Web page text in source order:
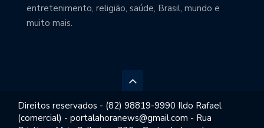
entretenimento, religião, saúde, Brasil, mundo e
muito mais.
Direitos reservados - (82) 98819-9990 Ildo Rafael
(comercial) - portalahoranews@gmail.com - Rua